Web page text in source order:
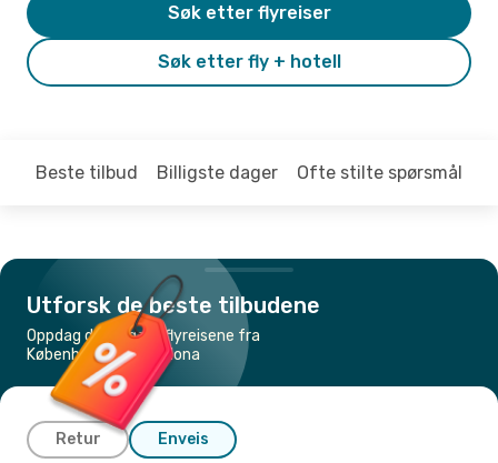
Søk etter fly + hotell
Søk etter flyreiser
Beste tilbud Billigste dager Ofte stilte spørsmål
Utforsk de beste tilbudene
Oppdag de billigste flyreisene fra
København til Barcelona
Retur Enveis